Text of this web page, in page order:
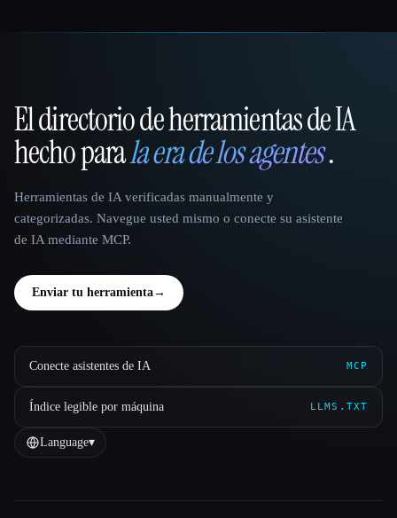
That AI Collection
El directorio de herramientas de IA
hecho parala era de los agentes.
Herramientas de IA verificadas manualmente y
categorizadas. Navegue usted mismo o conecte su asistente
de IA mediante MCP.
Enviar tu herramienta→
Conecte asistentes de IA MCP
Índice legible por máquina LLMS.TXT
Language▾